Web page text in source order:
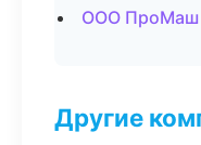
ООО ПроМаш
Другие